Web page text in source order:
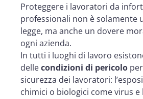
Proteggere i lavoratori da
professionali non è solamente
legge, ma anche un dovere
ogni azienda.
In tutti i luoghi di lavoro
dellecondizioni di pericolo
sicurezza dei lavoratori:
chimici o biologici come virus